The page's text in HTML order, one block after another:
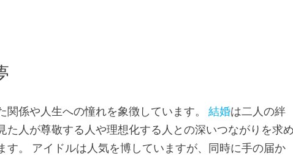
関係や人生への憧れを象徴しています。結婚は二人の絆
た人が尊敬する人や理想化する人との深いつながりを求
す。 アイドルは人気を博していますが、同時に手の届か